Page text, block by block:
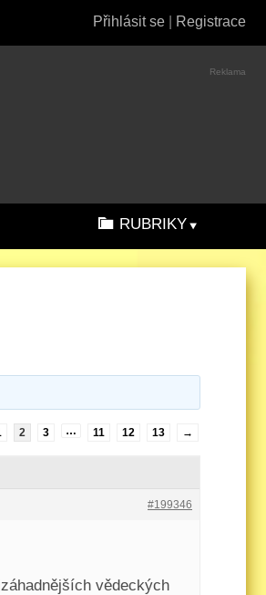
Přihlásit se Registrace
Reklama
RUBRIKY
2 3 … 11 12 13 →
#199346
vědeckých